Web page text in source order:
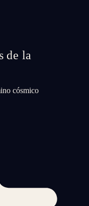
de la
cósmico